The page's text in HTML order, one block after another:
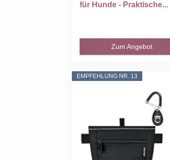
für Hunde - Praktische...
Zum Angebot
EMPFEHLUNG NR. 13